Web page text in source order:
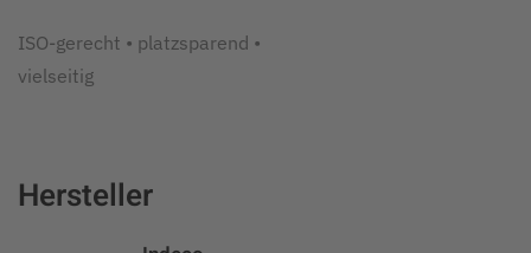
ISO-gerecht • platzsparend •
vielseitig
Hersteller